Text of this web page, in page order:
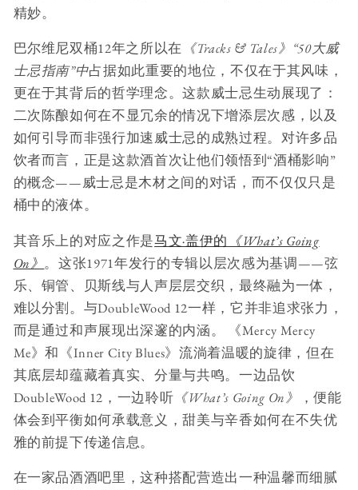
精妙。
巴尔维尼双桶12年之所以在 《Tracks & Tales》“50大威
士忌指南”中占据如此重要的地位，不仅在于其风味，
更在于其背后的哲学理念。这款威士忌生动展现了：
二次陈酿如何在不显冗余的情况下增添层次感，以及
如何引导而非强行加速威士忌的成熟过程。对许多品
饮者而言，正是这款酒首次让他们领悟到“酒桶影响”
的概念——威士忌是木材之间的对话，而不仅仅只是
桶中的液体。
其音乐上的对应之作是马文·盖伊的 《What’s Going
On》 。这张1971年发行的专辑以层次感为基调——弦
乐、铜管、贝斯线与人声层层交织，最终融为一体，
难以分割。与DoubleWood 12一样，它并非追求张力，
而是通过和声展现出深邃的内涵。 《Mercy Mercy
Me》和《Inner City Blues》流淌着温暖的旋律，但在
其底层却蕴藏着真实、分量与共鸣。一边品饮
DoubleWood 12，一边聆听 《What’s Going On》
，便能
体会到平衡如何承载意义，甜美与辛香如何在不失优
雅的前提下传递信息。
在一家品酒酒吧里，这种搭配营造出一种温馨而细腻